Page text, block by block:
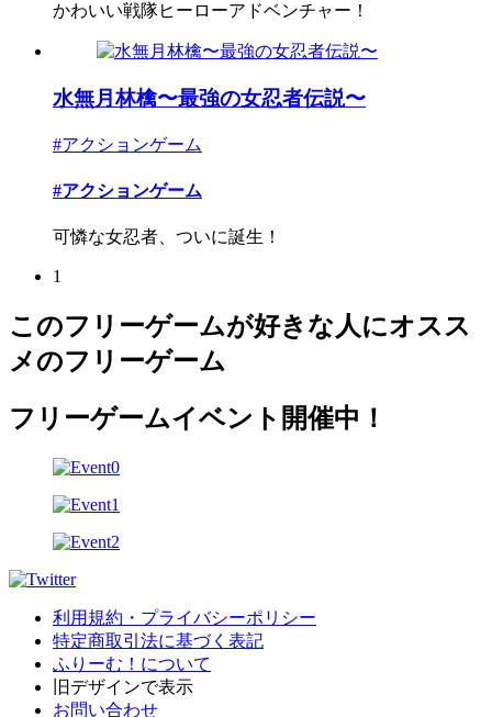
かわいい戦隊ヒーローアドベンチャー！
水無月林檎〜最強の女忍者伝説〜
#アクションゲーム
#アクションゲーム
可憐な女忍者、ついに誕生！
1
このフリーゲームが好きな人にオスス
メのフリーゲーム
フリーゲームイベント開催中！
利用規約・プライバシーポリシー
特定商取引法に基づく表記
ふりーむ！について
旧デザインで表示
お問い合わせ